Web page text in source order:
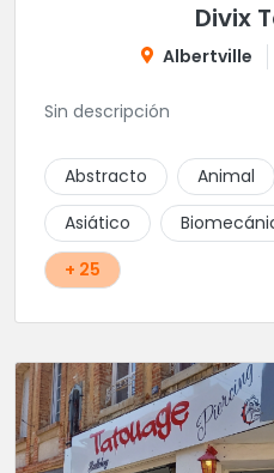
Divix
Albertville
Sin descripción
Abstracto Animal
Asiático
+ 25